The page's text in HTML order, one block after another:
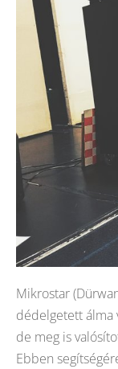
Mikrostar
dédelgetett álma
de meg is
Ebben